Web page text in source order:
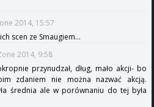
2014, 15:57
scen ze Smaugiem...
2014, 9:58
przynudzał, dług, mało akcji- bo
zdaniem nie można nazwać akcją.
średnia ale w porównaniu do tej była